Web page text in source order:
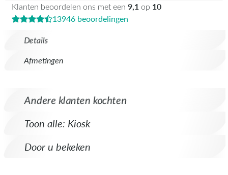
Details
Afmetingen
Klanten beoordelen ons met een 9,1 op 10
13946 beoordelingen
Andere klanten kochten
Toon alle: Kiosk
Door u bekeken